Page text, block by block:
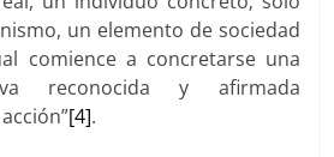
un elemento de sociedad
comience a concretarse una
reconocida y afirmada
[4].